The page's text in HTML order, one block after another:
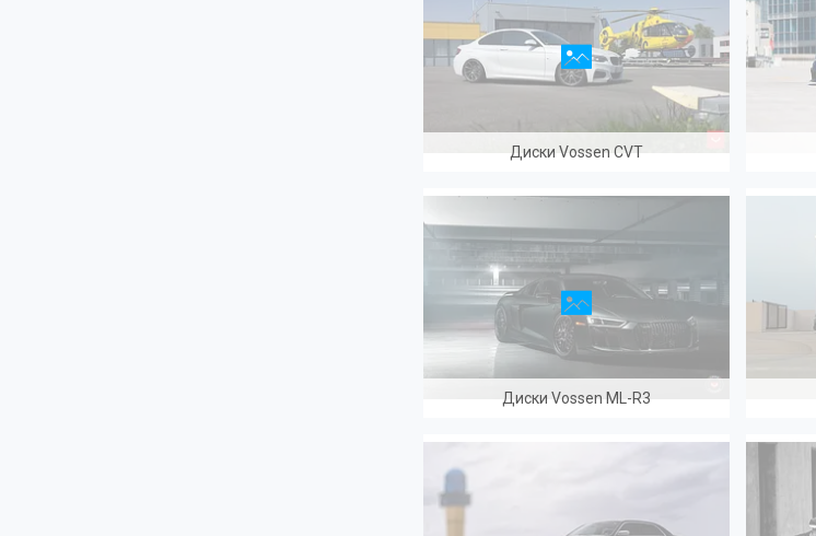
Диски Vossen CVT
Диски Vossen ML-R3